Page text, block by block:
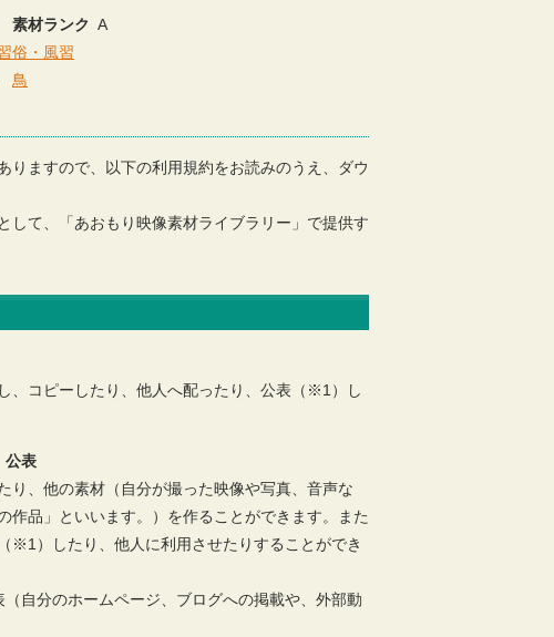
素材ランク A
俗・風習
鳥
ますので、以下の利用規約をお読みのうえ、ダウ
して、「あおもり映像素材ライブラリー」で提供す
、コピーしたり、他人へ配ったり、公表（※1）し
公表
り、他の素材（自分が撮った映像や写真、音声な
作品」といいます。）を作ることができます。また
※1）したり、他人に利用させたりすることができ
自分のホームページ、ブログへの掲載や、外部動